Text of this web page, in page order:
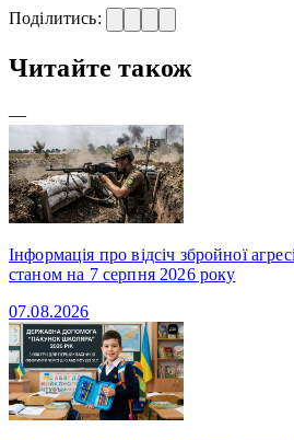
Поділитись:
Читайте також
—
Інформація про відсіч збройної
станом на 7 серпня 2026 року
07.08.2026